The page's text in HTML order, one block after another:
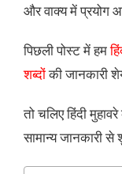
और वाक्य में प्रयोग
पिछली पोस्ट में हम
शब्दोंकी जानकारी
तो चलिए हिंदी
सामान्य जानकारी